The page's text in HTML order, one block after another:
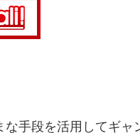
手段を活用してギャ